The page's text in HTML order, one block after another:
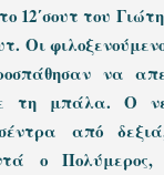
12΄σουτ του
Οι
να
τη μπάλα. Ο
από
ο